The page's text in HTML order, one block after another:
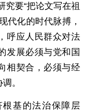
究要“把论文写在祖
代化的时代脉搏，
呼应人民群众对法
发展必须与党和国
相契合，必须与经
。
基的法治保障层